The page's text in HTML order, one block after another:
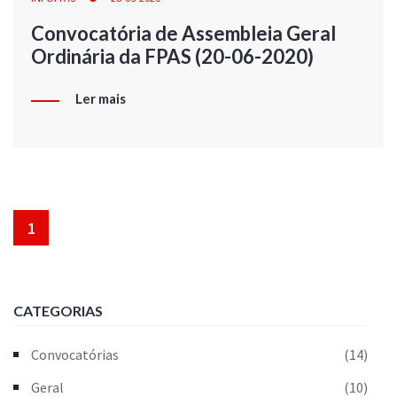
Convocatória de Assembleia Geral
Ordinária da FPAS (20-06-2020)
Ler mais
1
CATEGORIAS
Convocatórias
(14)
Geral
(10)